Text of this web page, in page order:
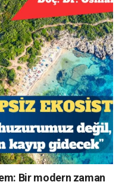
Bir modern zaman